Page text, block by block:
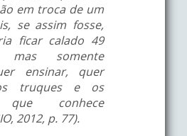
em troca de um
se assim fosse,
ficar calado 49
mas somente
ensinar, quer
truques e os
que conhece
2012, p. 77).